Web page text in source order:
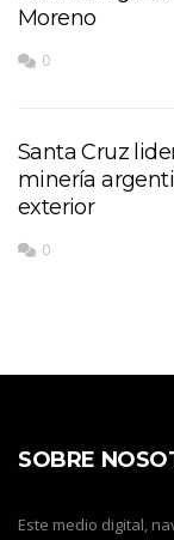
Moreno
0
Santa Cruz
minería
exterior
0
SOBRE
Este medio digital,